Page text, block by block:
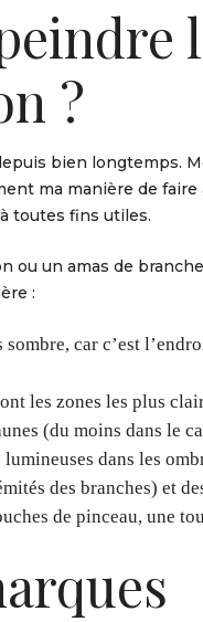
?
bien longtemps.
ma manière de faire
toutes fins utiles.
ou un amas de
:
sombre, car c’est
les zones les plus
(du moins dans le
dans les
des branches) et
de pinceau, une